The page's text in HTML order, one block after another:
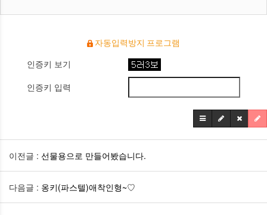
자동입력방지 프로그램
인증키 보기
인증키 입력
이전글 : 선물용으로 만들어봤습니다.
다음글 : 옹키(파스텔)애착인형~♡